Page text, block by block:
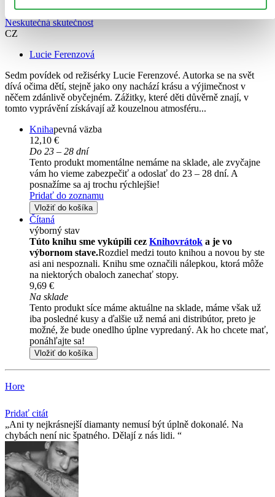
Neskutečná skutečnost
CZ
Lucie Ferenzová
Sedm povídek od režisérky Lucie Ferenzové. Autorka se na svět
dívá očima dětí, stejně jako ony nachází krásu a výjimečnost v
něčem zdánlivě obyčejném. Zážitky, které děti důvěrně znají, v
tomto vyprávění získávají až kouzelnou atmosféru...
Knihapevná väzba
12,10 €
Do 23 – 28 dní
Tento produkt momentálne nemáme na sklade, ale zvyčajne
vám ho vieme zabezpečiť a odoslať do 23 – 28 dní. A
posnažíme sa aj trochu rýchlejšie!
Pridať do zoznamu
Vložiť do košíka
Čítaná
výborný stav
Túto knihu sme vykúpili cez Knihovrátok a je vo
výbornom stave.Rozdiel medzi touto knihou a novou by ste
asi ani nespoznali. Knihu sme označili nálepkou, ktorá môže
na niektorých obaloch zanechať stopy.
9,69 €
Na sklade
Tento produkt síce máme aktuálne na sklade, máme však už
iba posledné kusy a ďalšie už nemá ani distribútor, preto je
možné, že bude onedlho úplne vypredaný. Ak ho chcete mať,
ponáhľajte sa!
Vložiť do košíka
Hore
Pridať citát
Ani ty nejkrásnejší diamanty nemusí být úplně dokonalé. Na
chybách není nic špatného. Dělají z nás lidi.